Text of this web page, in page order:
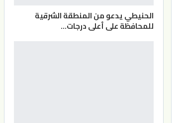
الحنيطي يدعو من المنطقة الشرقية
للمحافظة على أعلى درجات…